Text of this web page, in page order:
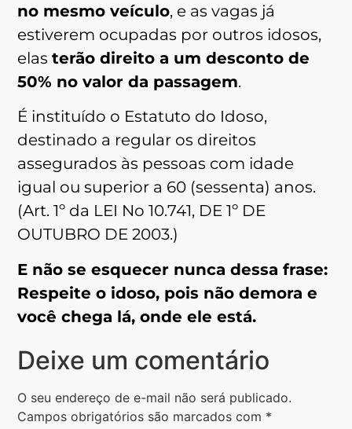
no mesmo veículo, e as vagas já
estiverem ocupadas por outros idosos,
elasterão direito a um desconto de
50% no valor da passagem.
É instituído o Estatuto do Idoso,
destinado a regular os direitos
assegurados às pessoas com idade
igual ou superior a 60 (sessenta) anos.
(Art. 1º da LEI No 10.741, DE 1º DE
OUTUBRO DE 2003.)
E não se esquecer nunca dessa frase:
Respeite o idoso, pois não demora e
você chega lá, onde ele está.
Deixe um comentário
O seu endereço de e-mail não será publicado.
Campos obrigatórios são marcados com *